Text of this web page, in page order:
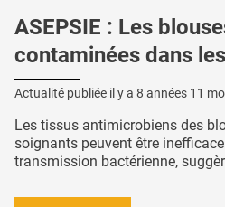
ASEPSIE : Les
contaminées dans
Actualité publiée il y a 8 années 11
Les tissus antimicrobiens des
soignants peuvent être
transmission bactérienne,